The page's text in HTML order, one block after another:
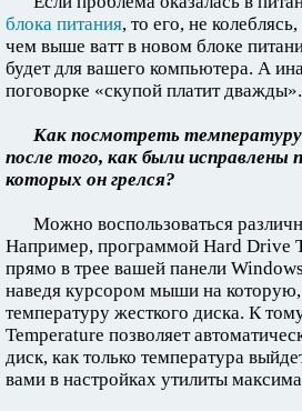
блока питания, то его, не
чем выше ватт в новом блоке
будет для вашего компьютера. А
поговорке «скупой платит дважды».
Как посмотреть
после того, как были исправлены
которых он грелся?
Можно воспользоваться
Например, программой Hard Drive
прямо в трее вашей панели
наведя курсором мыши на
температуру жесткого диска. К
Temperature позволяет
диск, как только температура
вами в настройках утилиты